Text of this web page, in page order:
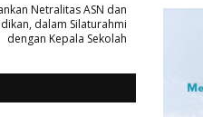
Netralitas ASN dan
dalam Silaturahmi
dengan Kepala Sekolah